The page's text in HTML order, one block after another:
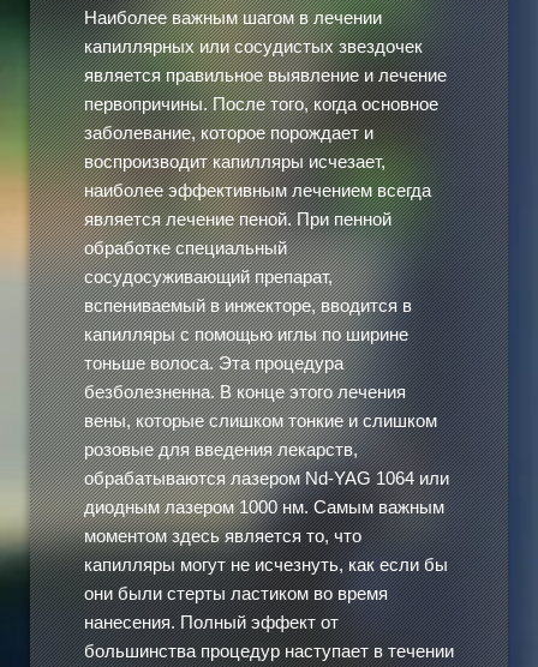
Наиболее важным шагом в лечении
капиллярных или сосудистых звездочек
является правильное выявление и лечение
первопричины. После того, когда основное
заболевание, которое порождает и
воспроизводит капилляры исчезает,
наиболее эффективным лечением всегда
является лечение пеной. При пенной
обработке специальный
сосудосуживающий препарат,
вспениваемый в инжекторе, вводится в
капилляры с помощью иглы по ширине
тоньше волоса. Эта процедура
безболезненна. В конце этого лечения
вены, которые слишком тонкие и слишком
розовые для введения лекарств,
обрабатываются лазером Nd-YAG 1064 или
диодным лазером 1000 нм. Самым важным
моментом здесь является то, что
капилляры могут не исчезнуть, как если бы
они были стерты ластиком во время
нанесения. Полный эффект от
большинства процедур наступает в течении